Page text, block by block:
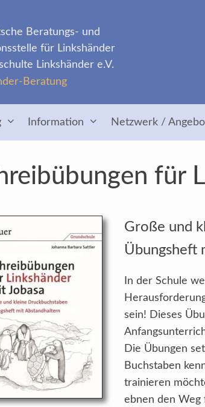
Beratungs- und
für Linkshänder
Linkshänder e.V.
Information Netzwerk /
für
Große und
Übungsheft
In der Schule
sein! Dieses
Die Übungen
Buchstaben
trainieren
ebnen den Weg